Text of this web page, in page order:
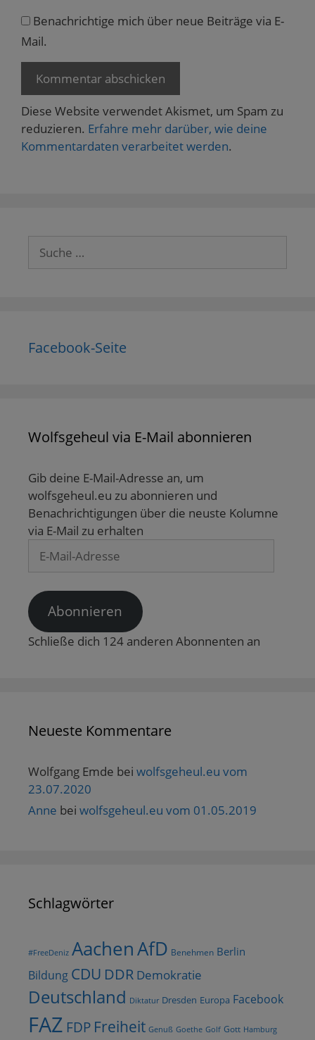
Benachrichtige mich über neue Beiträge via E-
Mail.
Diese Website verwendet Akismet, um Spam zu
reduzieren. Erfahre mehr darüber, wie deine
Kommentardaten verarbeitet werden.
Suche
nach:
Facebook-Seite
Wolfsgeheul via E-Mail abonnieren
Gib deine E-Mail-Adresse an, um
wolfsgeheul.eu zu abonnieren und
Benachrichtigungen über die neuste Kolumne
via E-Mail zu erhalten
Mail-
Abonnieren
Schließe dich 124 anderen Abonnenten an
Neueste Kommentare
Wolfgang Emde bei wolfsgeheul.eu vom
23.07.2020
Anne bei wolfsgeheul.eu vom 01.05.2019
Schlagwörter
#FreeDeniz AachenAfD Benehmen Berlin
Bildung CDU DDR Demokratie
Deutschland Diktatur Dresden Europa Facebook
FAZ FDP Freiheit Genuß Goethe Golf Gott Hamburg